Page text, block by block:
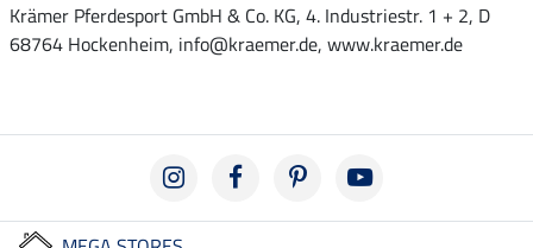
Krämer Pferdesport GmbH & Co. KG, 4. Industriestr. 1 + 2, D
68764 Hockenheim, info@kraemer.de, www.kraemer.de